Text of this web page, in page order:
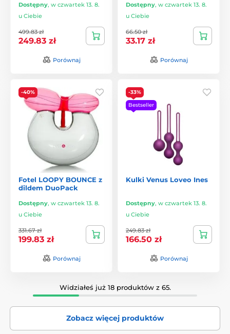
Dostępny, w czwartek 13. 8.
u Ciebie
499.83 zł
249.83 zł
Porównaj
Dostępny, w czwartek 13. 8.
u Ciebie
66.50 zł
33.17 zł
Porównaj
-40%
Fotel LOOPY BOUNCE z
dildem DuoPack
Dostępny, w czwartek 13. 8.
u Ciebie
331.67 zł
199.83 zł
Porównaj
-33%
Bestseller
Kulki Venus Loveo Ines
Dostępny, w czwartek 13. 8.
u Ciebie
249.83 zł
166.50 zł
Porównaj
Widziałeś już 18 produktów z 65.
Zobacz więcej produktów